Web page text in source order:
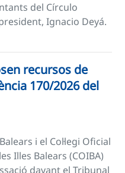
del Círculo
Ignacio Deyá.
recursos de
170/2026 del
i el Col·legi Oficial
Illes Balears (COIBA)
davant el Tribunal